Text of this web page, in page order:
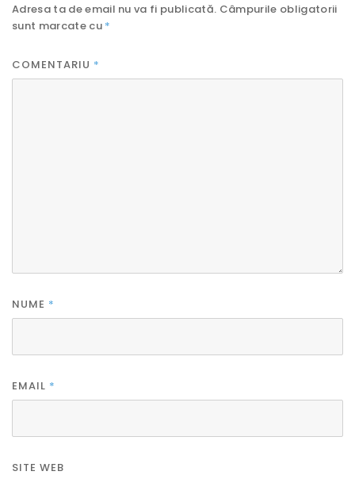
Adresa ta de email nu va fi publicată. Câmpurile obligatorii
sunt marcate cu *
COMENTARIU *
NUME *
EMAIL *
SITE WEB